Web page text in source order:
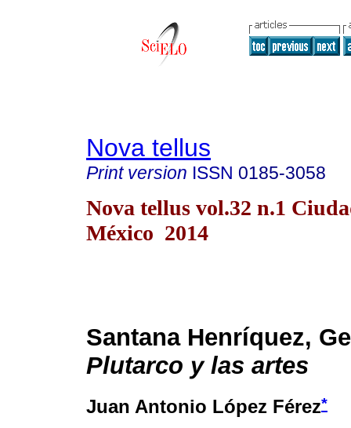
Nova tellus
Print version ISSN 0185-3058
Nova tellus vol.32 n.1
México 2014
Santana Henríquez,
Plutarco y las artes
Juan Antonio López Férez*